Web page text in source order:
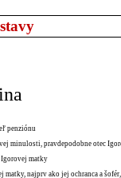
penziónu
minulosti, pravdepodobne otec
matky
matky, najprv ako jej ochranca a